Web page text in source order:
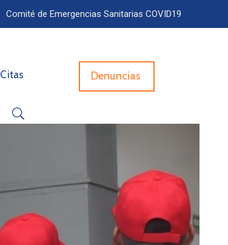
Comité de Emergencias Sanitarias COVID19
Citas Denuncias